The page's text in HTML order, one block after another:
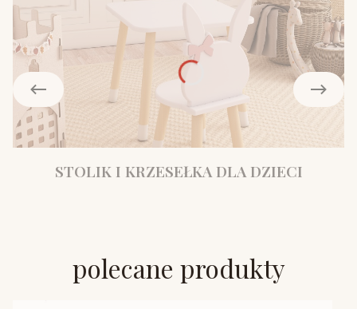
STOLIK I KRZESEŁKA DLA DZIECI
polecane produkty